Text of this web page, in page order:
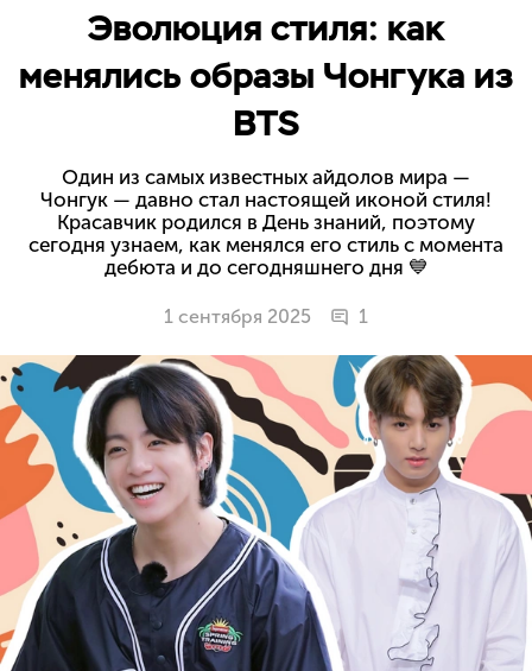
Эволюция стиля: как
менялись образы Чонгука из
BTS
Один из самых известных айдолов мира —
Чонгук — давно стал настоящей иконой стиля!
Красавчик родился в День знаний, поэтому
сегодня узнаем, как менялся его стиль с момента
дебюта и до сегодняшнего дня 💙
1 сентября 2025 1